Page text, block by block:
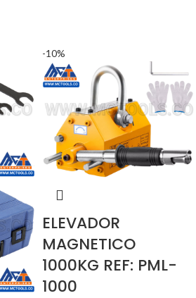
-10%
ELEVADOR
MAGNETICO
1000KG REF: PML-
1000